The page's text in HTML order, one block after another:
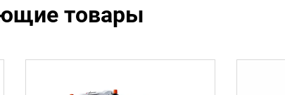
товары